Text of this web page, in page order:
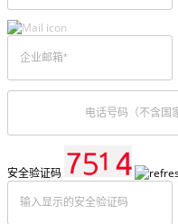
安全验证码